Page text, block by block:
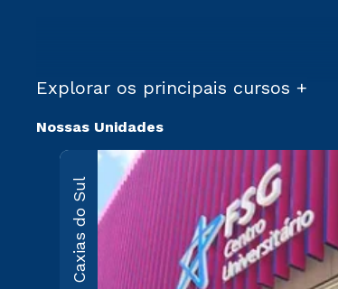
Explorar os principais cursos +
Nossas Unidades
Caxias do Sul